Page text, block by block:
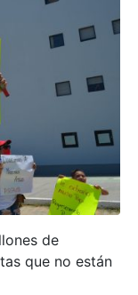
de
que no están